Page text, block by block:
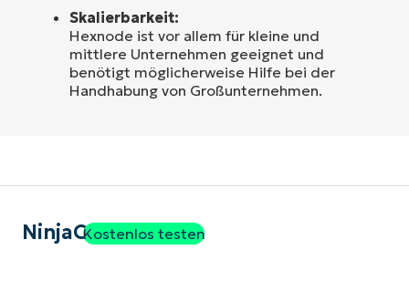
Skalierbarkeit:
Hexnode ist vor allem für kleine und
mittlere Unternehmen geeignet und
benötigt möglicherweise Hilfe bei der
Handhabung von Großunternehmen.
NinjaOneKostenlos testen